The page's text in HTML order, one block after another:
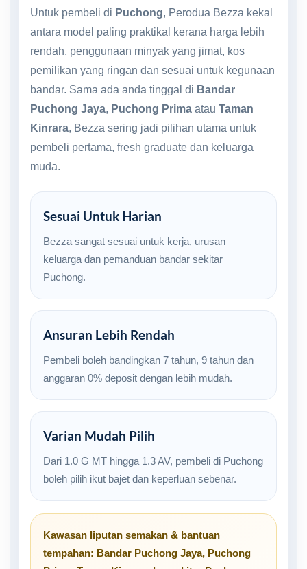
Untuk pembeli di Puchong, Perodua Bezza kekal
antara model paling praktikal kerana harga lebih
rendah, penggunaan minyak yang jimat, kos
pemilikan yang ringan dan sesuai untuk kegunaan
bandar. Sama ada anda tinggal di Bandar
Puchong Jaya, Puchong Prima atau Taman
Kinrara, Bezza sering jadi pilihan utama untuk
pembeli pertama, fresh graduate dan keluarga
muda.
Sesuai Untuk Harian
Bezza sangat sesuai untuk kerja, urusan
keluarga dan pemanduan bandar sekitar
Puchong.
Ansuran Lebih Rendah
Pembeli boleh bandingkan 7 tahun, 9 tahun dan
anggaran 0% deposit dengan lebih mudah.
Varian Mudah Pilih
Dari 1.0 G MT hingga 1.3 AV, pembeli di Puchong
boleh pilih ikut bajet dan keperluan sebenar.
Kawasan liputan semakan & bantuan
tempahan: Bandar Puchong Jaya, Puchong